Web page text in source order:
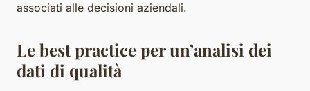
associati alle decisioni aziendali.
Le best practice per un’analisi dei
dati di qualità